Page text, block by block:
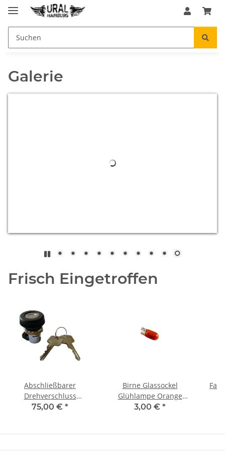
Galerie
Frisch Eingetroffen
Abschließbarer
Drehverschluss
Handschuhfach
75,00 € *
Birne Glassockel
Glühlampe Orange
Mercedes Wolf LKW T10
3,00 € *